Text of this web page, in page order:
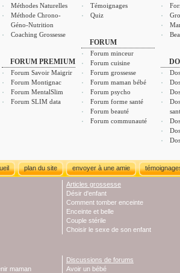
Méthodes Naturelles
Méthode Chrono-
Géno-Nutrition
Coaching Grossesse
FORUM PREMIUM
Forum Savoir Maigrir
Forum Montignac
Forum MentalSlim
Forum SLIM data
Témoignages
Quiz
FORUM
Forum minceur
Forum cuisine
Forum grossesse
Forum maman bébé
Forum psycho
Forum forme santé
Forum beauté
Forum communauté
plan du site envoyer à une amie
Articles grossesse
Désir d'enfant
Comment tomber enceinte
Enceinte et belle
Couple stérile
Choisir le sexe de son enfant
maman
Discussions de forums
Avoir un bébé